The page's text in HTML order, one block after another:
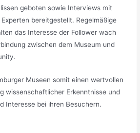
geboten sowie Interviews mit
bereitgestellt. Regelmäßige
das Interesse der Follower wach
zwischen dem Museum und
Museen somit einen wertvollen
wissenschaftlicher Erkenntnisse und
Interesse bei ihren Besuchern.